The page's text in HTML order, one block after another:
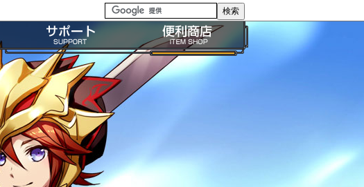
よくある質問・FAQ
お問い合わせ
ガイドライン
利用規約
便利商店ガイド
BP購入ガイド